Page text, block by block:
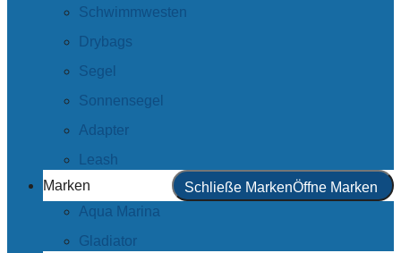
Schwimmwesten
Drybags
Segel
Sonnensegel
Adapter
Leash
Marken
Schließe MarkenÖffne Marken
Aqua Marina
Gladiator